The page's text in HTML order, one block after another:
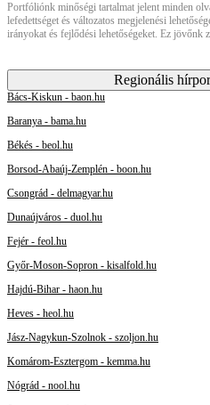
Portfóliónk minőségi tartalmat jelent minden
lefedettséget és változatos megjelenési
irányokat és fejlődési lehetőségeket. Ez jövőnk
Regionális
Bács-Kiskun - baon.hu
Baranya - bama.hu
Békés - beol.hu
Borsod-Abaúj-Zemplén - boon.hu
Csongrád - delmagyar.hu
Dunaújváros - duol.hu
Fejér - feol.hu
Győr-Moson-Sopron - kisalfold.hu
Hajdú-Bihar - haon.hu
Heves - heol.hu
Jász-Nagykun-Szolnok - szoljon.hu
Komárom-Esztergom - kemma.hu
Nógrád - nool.hu